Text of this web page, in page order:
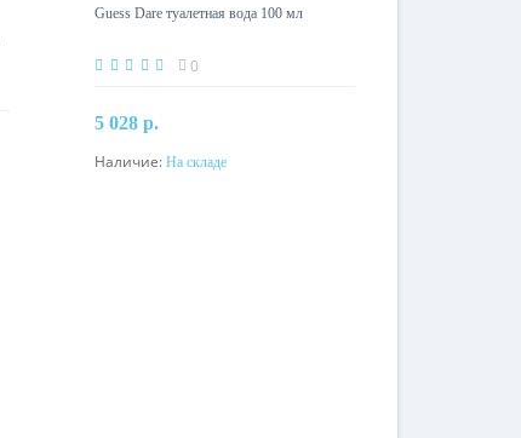
Guess Dare туалетная вода 100 мл
0
5 028 р.
В корзину
Наличие: На складе